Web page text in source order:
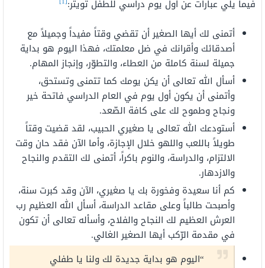
فيما يلي عبارات عن أول يوم دراسي للطفل تويتر:
أتمنى لك أيها الصغير أن تقضي وقتاً مفيداً وجميلاً مع
أصدقائك وأقرانك في ضل معلمتك، فهذا اليوم هو بداية
جميلة لسنة كاملة من العطاء، والتطوّر، وإنجاز المهام.
أسأل الله تعالى أن يكن يومك كما تتمنى وتستحق،
وأتمنى أن يكون أول يوم في العام الدراسي فاتحة خير
ونجاح وطموح لك على كافة الصّعد.
أستودعك الله تعالى يا صغيري الحبيب، لقد قضيت وقتاً
طويلاً باللعب واللهو خلال الإجازة، وأما الآن فقد حان وقت
الالتزام، والدراسة، والنوم باكراً، أتمنى لك التقدم والنجاح
والازدهار.
كم أنا سعيدة وفخورة بك يا صغيري، الآن وقد كبرت سنة،
وأصبحت طالباً وعلى مقاعد الدراسة، أسأل الله العظيم رب
العرش العظيم لك النجاح والفلاح، وأسأله تعالى أن تكون
في مقدمة الرّكب أيها الصغير الغالي.
“اليوم هو بداية جديدة لك ولنا يا طفلي